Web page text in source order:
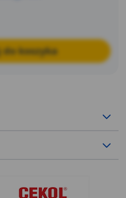
do koszyka